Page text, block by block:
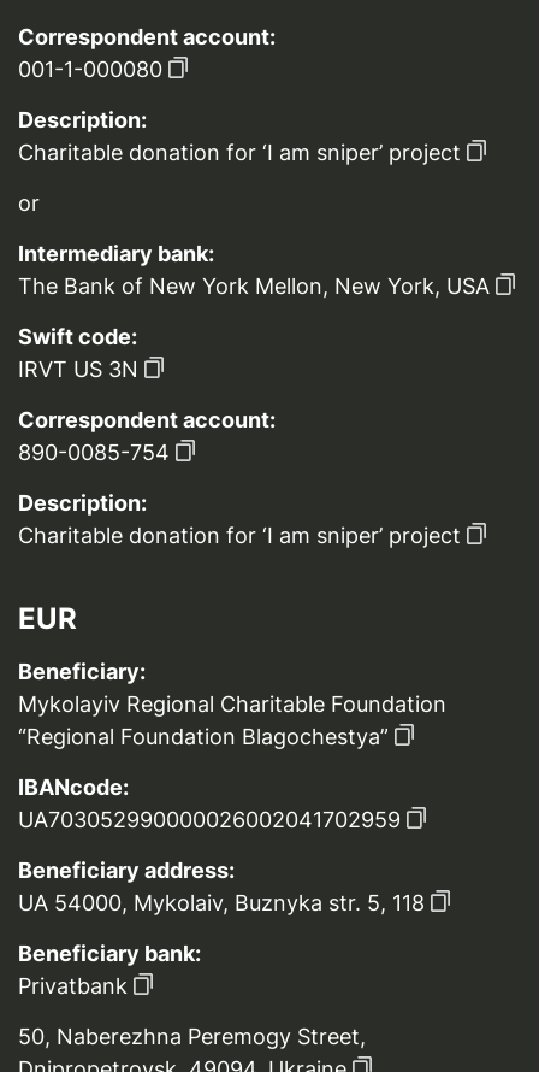
Correspondent account:
001-1-000080
Description:
Charitable donation for ‘I am sniper’ project
or
Intermediary bank:
The Bank of New York Mellon, New York, USA
Swift code:
IRVT US 3N
Correspondent account:
890-0085-754
Description:
Charitable donation for ‘I am sniper’ project
EUR
Beneficiary:
Mykolayiv Regional Charitable Foundation
“Regional Foundation Blagochestya”
IBANcode:
UA703052990000026002041702959
Beneficiary address:
UA 54000, Mykolaiv, Buznyka str. 5, 118
Beneficiary bank:
Privatbank
50, Naberezhna Peremogy Street,